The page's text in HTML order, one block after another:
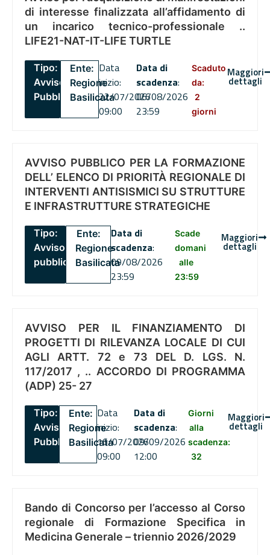
di interesse finalizzata all’affidamento di
un incarico tecnico-professionale ..
LIFE21-NAT-IT-LIFE TURTLE
Tipo:
Avviso
Pubblico
Ente:
Regione
Basilicata
Data
inizio:
22/07/2026
09:00
Data di
scadenza:
06/08/2026
23:59
Scaduto
da:
2
giorni
Maggiori
dettagli
AVVISO PUBBLICO PER LA FORMAZIONE
DELL’ ELENCO DI PRIORITÀ REGIONALE DI
INTERVENTI ANTISISMICI SU STRUTTURE
E INFRASTRUTTURE STRATEGICHE
Tipo:
Avviso
pubblico
Ente:
Regione
Basilicata
Data di
scadenza:
09/08/2026
23:59
Scade
domani
alle
23:59
Maggiori
dettagli
AVVISO PER IL FINANZIAMENTO DI
PROGETTI DI RILEVANZA LOCALE DI CUI
AGLI ARTT. 72 e 73 DEL D. LGS. N.
117/2017 , .. ACCORDO DI PROGRAMMA
(ADP) 25- 27
Tipo:
Avviso
Pubblico
Ente:
Regione
Basilicata
Data
inizio:
16/07/2026
09:00
Data di
scadenza:
09/09/2026
12:00
Giorni
alla
scadenza:
32
Maggiori
dettagli
Bando di Concorso per l’accesso al Corso
regionale di Formazione Specifica in
Medicina Generale – triennio 2026/2029